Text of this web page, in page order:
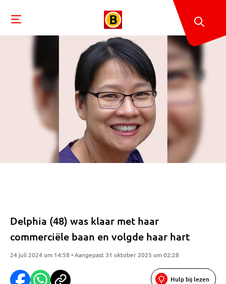
Delphia (48) was klaar met haar
commerciële baan en volgde haar hart
24 juli 2024 om 14:58 • Aangepast 31 oktober 2025 om 02:28
Hulp bij lezen